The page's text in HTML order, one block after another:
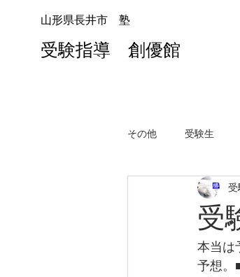
山形県長井市 塾
受験指導 創優館
その他 受験生
受
本当は
予想。